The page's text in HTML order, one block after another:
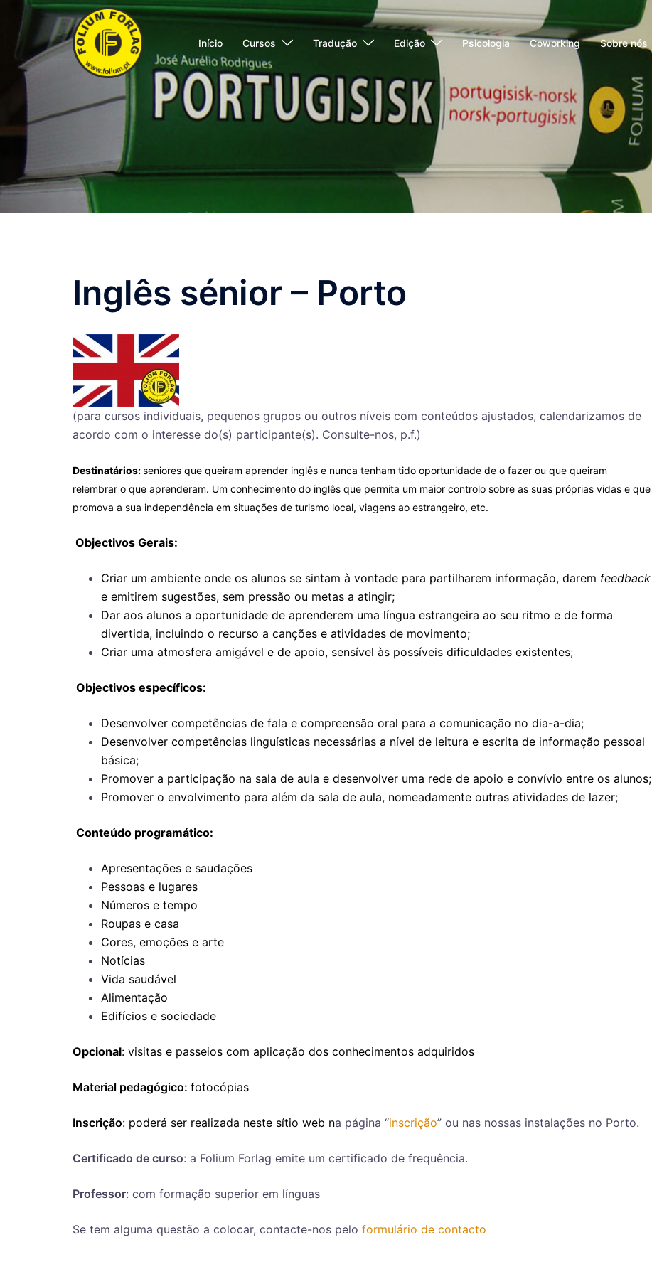
Saltar
para
conteúdo
Início Cursos Tradução Edição Psicologia Coworking Sobre nós
Inglês sénior – Porto
(para cursos individuais, pequenos grupos ou outros níveis com conteúdos ajustados, calendarizamos de
acordo com o interesse do(s) participante(s). Consulte-nos, p.f.)
Destinatários:seniores que queiram aprender inglês e nunca tenham tido oportunidade de o fazer ou que queiram
relembrar o que aprenderam. Um conhecimento do inglês que permita um maior controlo sobre as suas próprias vidas e que
promova a sua independência em situações de turismo local, viagens ao estrangeiro, etc.
Objectivos Gerais:
Criar um ambiente onde os alunos se sintam à vontade para partilharem informação, darem feedback
e emitirem sugestões, sem pressão ou metas a atingir;
Dar aos alunos a oportunidade de aprenderem uma língua estrangeira ao seu ritmo e de forma
divertida, incluindo o recurso a canções e atividades de movimento;
Criar uma atmosfera amigável e de apoio, sensível às possíveis dificuldades existentes;
Objectivos específicos:
Desenvolver competências de fala e compreensão oral para a comunicação no dia-a-dia;
Desenvolver competências linguísticas necessárias a nível de leitura e escrita de informação pessoal
básica;
Promover a participação na sala de aula e desenvolver uma rede de apoio e convívio entre os alunos;
Promover o envolvimento para além da sala de aula, nomeadamente outras atividades de lazer;
Conteúdo programático:
Apresentações e saudações
Pessoas e lugares
Números e tempo
Roupas e casa
Cores, emoções e arte
Notícias
Vida saudável
Alimentação
Edifícios e sociedade
Opcional: visitas e passeios com aplicação dos conhecimentos adquiridos
Material pedagógico: fotocópias
Inscrição: poderá ser realizada neste sítio web na página “inscrição” ou nas nossas instalações no Porto.
Certificado de curso: a Folium Forlag emite um certificado de frequência.
Professor: com formação superior em línguas
Se tem alguma questão a colocar, contacte-nos pelo formulário de contacto